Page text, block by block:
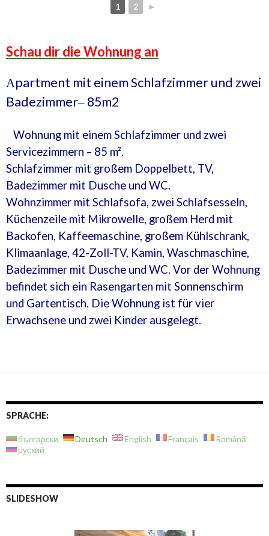
1 2 ►
Schau dir die Wohnung an
Аpartment mit einem Schlafzimmer und zwei
Badezimmer– 85m2
Wohnung mit einem Schlafzimmer und zwei
Servicezimmern – 85 m².
Schlafzimmer mit großem Doppelbett, TV,
Badezimmer mit Dusche und WC.
Wohnzimmer mit Schlafsofa, zwei Schlafsesseln,
Küchenzeile mit Mikrowelle, großem Herd mit
Backofen, Kaffeemaschine, großem Kühlschrank,
Klimaanlage, 42-Zoll-TV, Kamin, Waschmaschine,
Badezimmer mit Dusche und WC. Vor der Wohnung
befindet sich ein Rasengarten mit Sonnenschirm
und Gartentisch. Die Wohnung ist für vier
Erwachsene und zwei Kinder ausgelegt.
SPRACHE:
български Deutsch English Français
Română
руский
SLIDESHOW